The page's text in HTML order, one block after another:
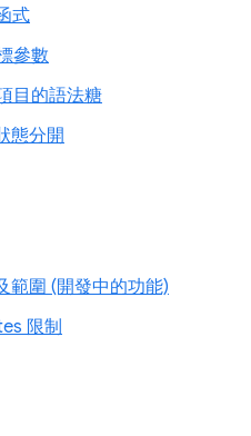
式
參數
目的語法糖
態分開
範圍 (開發中的功能)
限制